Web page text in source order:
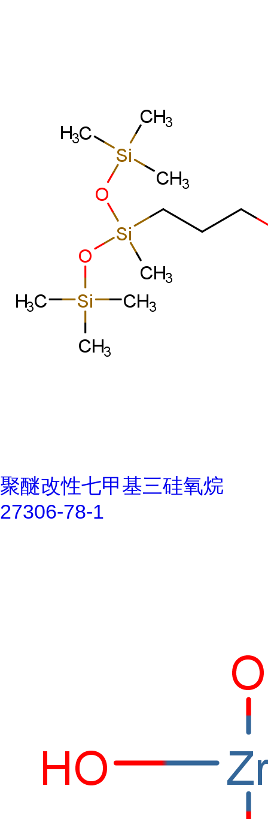
聚醚改性七甲基三硅氧烷
27306-78-1